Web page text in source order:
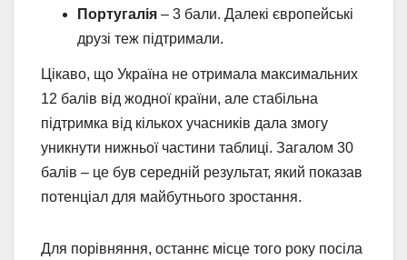
Португалія – 3 бали. Далекі європейські
друзі теж підтримали.
Цікаво, що Україна не отримала максимальних
12 балів від жодної країни, але стабільна
підтримка від кількох учасників дала змогу
уникнути нижньої частини таблиці. Загалом 30
балів – це був середній результат, який показав
потенціал для майбутнього зростання.
Для порівняння, останнє місце того року посіла